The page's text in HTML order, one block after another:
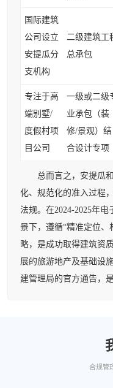
国际建筑
公司设立
安提瓜分
支机构
二级建筑工
总承包
专注于高
端别墅/
度假村项
目公司
一级或二级
业承包（装
修/景观）结
合设计专项
总而言之，安提瓜和
化、规范化的准入过程
法规。在2024-2025年
景下，遵循“精准定位
略，是成功取得建筑资
展的旅游地产及基础设
建管理局的官方通告，
合规管